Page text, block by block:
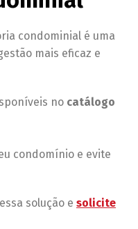
condominial é uma
mais eficaz e
no catálogo
condomínio e evite
solução e solicite